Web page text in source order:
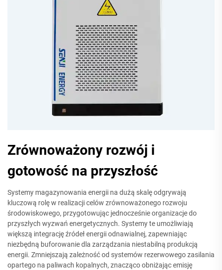
Zrównoważony rozwój i
gotowość na przyszłość
Systemy magazynowania energii na dużą skalę odgrywają
kluczową rolę w realizacji celów zrównoważonego rozwoju
środowiskowego, przygotowując jednocześnie organizacje do
przyszłych wyzwań energetycznych. Systemy te umożliwiają
większą integrację źródeł energii odnawialnej, zapewniając
niezbędną buforowanie dla zarządzania niestabilną produkcją
energii. Zmniejszają zależność od systemów rezerwowego zasilania
opartego na paliwach kopalnych, znacząco obniżając emisję